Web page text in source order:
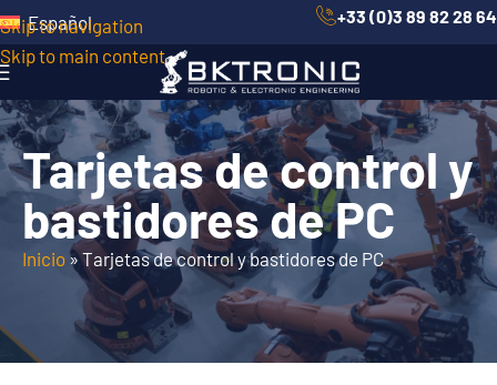
Skip to navigation
Skip to main content
Español +33 (0)3 89 82 28 64
Tarjetas de control y
bastidores de PC
Inicio »Tarjetas de control y bastidores de PC